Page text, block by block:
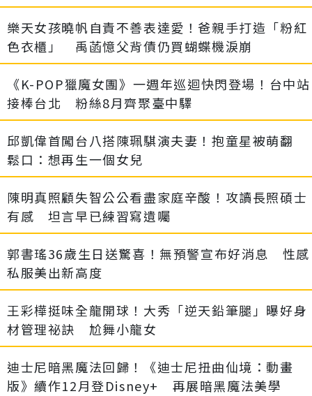
樂天女孩曉帆自責不善表達愛！爸親手打造「粉紅
色衣櫃」 禹菡憶父背債仍買蝴蝶機淚崩
《K-POP獵魔女團》一週年巡迴快閃登場！台中站
接棒台北 粉絲8月齊聚臺中驛
邱凱偉首闖台八搭陳珮騏演夫妻！抱童星被萌翻
鬆口：想再生一個女兒
陳明真照顧失智公公看盡家庭辛酸！攻讀長照碩士
有感 坦言早已練習寫遺囑
郭書瑤36歲生日送驚喜！無預警宣布好消息 性感
私服美出新高度
王彩樺挺味全龍開球！大秀「逆天鉛筆腿」曝好身
材管理祕訣 尬舞小龍女
迪士尼暗黑魔法回歸！《迪士尼扭曲仙境：動畫
版》續作12月登Disney+ 再展暗黑魔法美學